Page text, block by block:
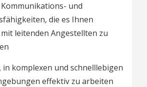
und
die es Ihnen
leitenden Angestellten zu
in komplexen und schnelllebigen
effektiv zu arbeiten